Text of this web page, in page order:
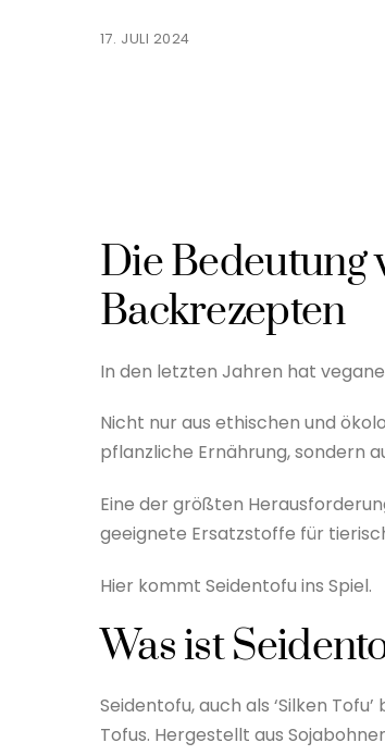
17. JULI 2024
Die Bedeutung
Backrezepten
In den letzten Jahren hat
Nicht nur aus ethischen und
pflanzliche Ernährung, sondern
Eine der größten
geeignete Ersatzstoffe für
Hier kommt Seidentofu ins Spiel.
Was ist
Seidentofu, auch als ‘Silken
Tofus. Hergestellt aus